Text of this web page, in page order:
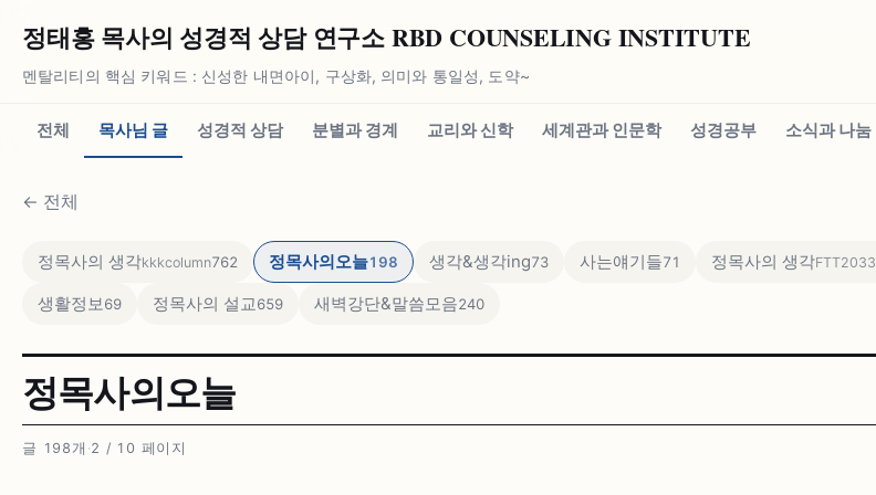
정태홍 목사의 성경적 상담 연구소 RBD COUNSELING INSTITUTE
멘탈리티의 핵심 키워드 : 신성한 내면아이, 구상화, 의미와 통일성, 도약~
전체 목사님 글 성경적 상담 분별과 경계 교리와 신학 세계관과 인문학 성경공부 소식과 나눔
← 전체
정목사의 생각kkkcolumn762 정목사의오늘198 생각&생각ing73 사는얘기들71 정목사의 생각FTT2033
생활정보69 정목사의 설교659 새벽강단&말씀모음240
정목사의오늘
글 198개 ·2 / 10 페이지